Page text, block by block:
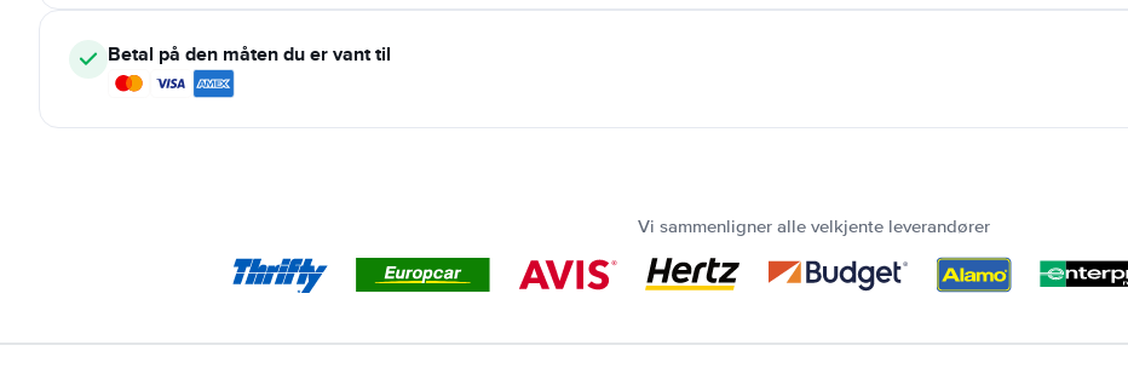
Betal på den måten du er vant til
Vi sammenligner alle velkjente leverandører